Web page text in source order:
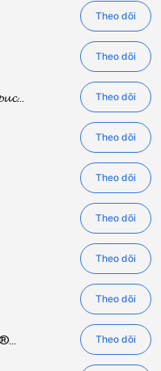
Theo dõi
Theo dõi
Theo dõi
Theo dõi
Theo dõi
Theo dõi
Theo dõi
Theo dõi
Theo dõi